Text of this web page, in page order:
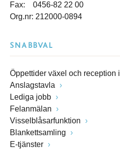
Fax: 0456-82 22 00
Org.nr: 212000-0894
SNABBVAL
Öppettider växel och reception
Anslagstavla
Lediga jobb
Felanmälan
Visselblåsarfunktion
Blankettsamling
E-tjänster